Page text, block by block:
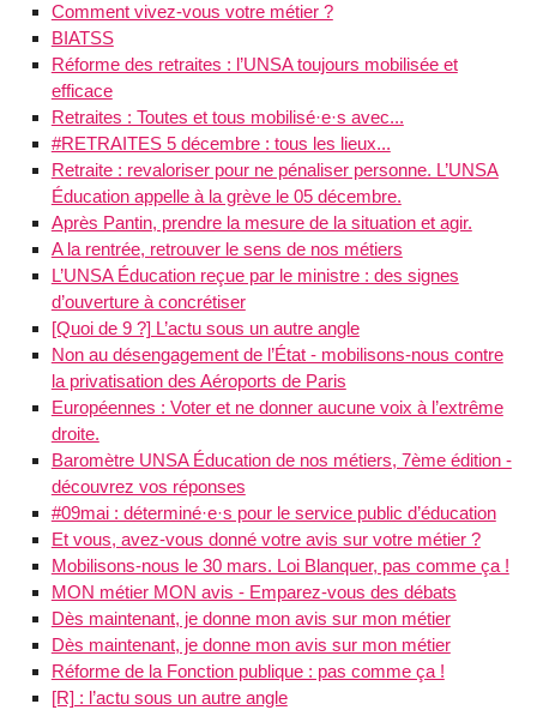
Comment vivez-vous votre métier ?
BIATSS
Réforme des retraites : l’UNSA toujours mobilisée et
efficace
Retraites : Toutes et tous mobilisé·e·s avec...
#RETRAITES 5 décembre : tous les lieux...
Retraite : revaloriser pour ne pénaliser personne. L’UNSA
Éducation appelle à la grève le 05 décembre.
Après Pantin, prendre la mesure de la situation et agir.
A la rentrée, retrouver le sens de nos métiers
L’UNSA Éducation reçue par le ministre : des signes
d’ouverture à concrétiser
[Quoi de 9 ?] L’actu sous un autre angle
Non au désengagement de l’État - mobilisons-nous contre
la privatisation des Aéroports de Paris
Européennes : Voter et ne donner aucune voix à l’extrême
droite.
Baromètre UNSA Éducation de nos métiers, 7ème édition -
découvrez vos réponses
#09mai : déterminé·e·s pour le service public d’éducation
Et vous, avez-vous donné votre avis sur votre métier ?
Mobilisons-nous le 30 mars. Loi Blanquer, pas comme ça !
MON métier MON avis - Emparez-vous des débats
Dès maintenant, je donne mon avis sur mon métier
Dès maintenant, je donne mon avis sur mon métier
Réforme de la Fonction publique : pas comme ça !
[R] : l’actu sous un autre angle